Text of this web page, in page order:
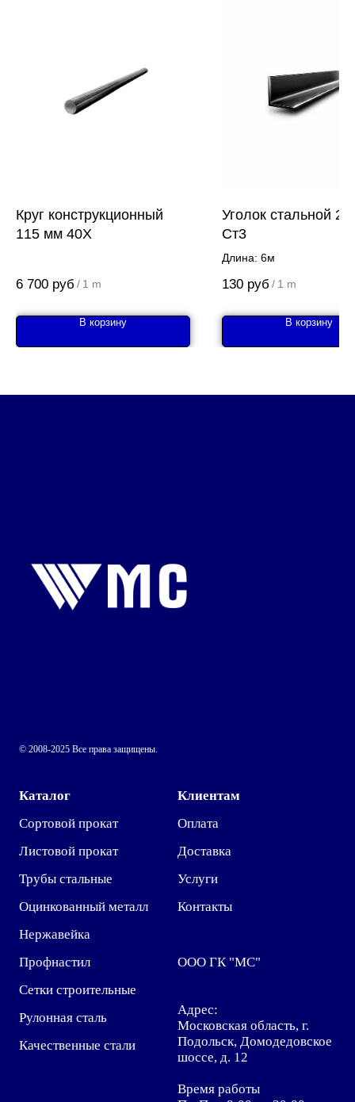
Круг конструкционный
115 мм 40Х
6 700 руб / 1 m
В корзину
Уголок стальной
Ст3
Длина: 6м
130 руб / 1 m
В корзину
© 2008-2025 Все права защищены.
Каталог
Сортовой прокат
Листовой прокат
Трубы стальные
Оцинкованный металл
Нержавейка
Профнастил
Сетки строительные
Рулонная сталь
Качественные стали
Клиентам
Оплата
Доставка
Услуги
Контакты
ООО ГК "МС"
Адрес:
Московская область, г.
Подольск, Домодедовское
шоссе, д. 12
Время работы